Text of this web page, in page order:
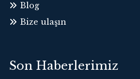
Blog
Bize ulaşın
Son Haberlerimiz